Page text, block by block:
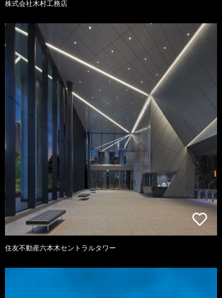
株式会社木村工務店
住友不動産六本木セントラルタワー